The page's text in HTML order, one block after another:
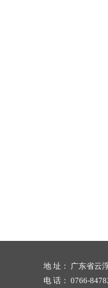
地 址： 广东省云
电 话： 0766-